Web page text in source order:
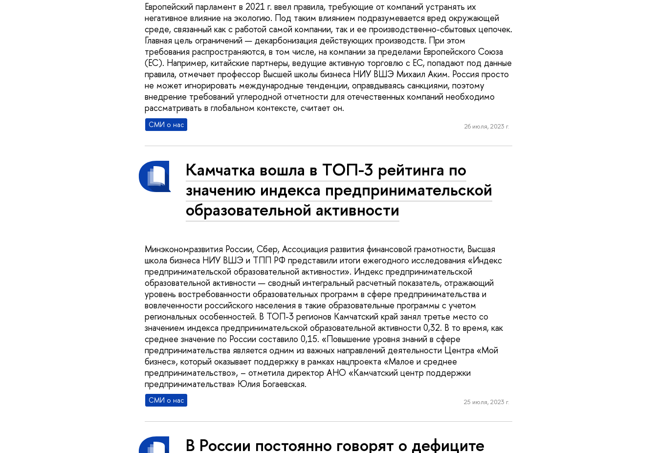
Европейский парламент в 2021 г. ввел правила, требующие от компаний устранять их
негативное влияние на экологию. Под таким влиянием подразумевается вред окружающей
среде, связанный как с работой самой компании, так и ее производственно-сбытовых цепочек.
Главная цель ограничений — декарбонизация действующих производств. При этом
требования распространяются, в том числе, на компании за пределами Европейского Союза
(ЕС). Например, китайские партнеры, ведущие активную торговлю с ЕС, попадают под данные
правила, отмечает профессор Высшей школы бизнеса НИУ ВШЭ Михаил Аким. Россия просто
не может игнорировать международные тенденции, оправдываясь санкциями, поэтому
внедрение требований углеродной отчетности для отечественных компаний необходимо
рассматривать в глобальном контексте, считает он.
СМИ о нас 26 июля, 2023 г.
Камчатка вошла в ТОП-3 рейтинга по
значению индекса предпринимательской
образовательной активности
Минэкономразвития России, Сбер, Ассоциация развития финансовой грамотности, Высшая
школа бизнеса НИУ ВШЭ и ТПП РФ представили итоги ежегодного исследования «Индекс
предпринимательской образовательной активности». Индекс предпринимательской
образовательной активности — сводный интегральный расчетный показатель, отражающий
уровень востребованности образовательных программ в сфере предпринимательства и
вовлеченности российского населения в такие образовательные программы с учетом
региональных особенностей. В ТОП-3 регионов Камчатский край занял третье место со
значением индекса предпринимательской образовательной активности 0,32. В то время, как
среднее значение по России составило 0,15. «Повышение уровня знаний в сфере
предпринимательства является одним из важных направлений деятельности Центра «Мой
бизнес», который оказывает поддержку в рамках нацпроекта «Малое и среднее
предпринимательство», – отметила директор АНО «Камчатский центр поддержки
предпринимательства» Юлия Богаевская.
СМИ о нас 25 июля, 2023 г.
В России постоянно говорят о дефиците